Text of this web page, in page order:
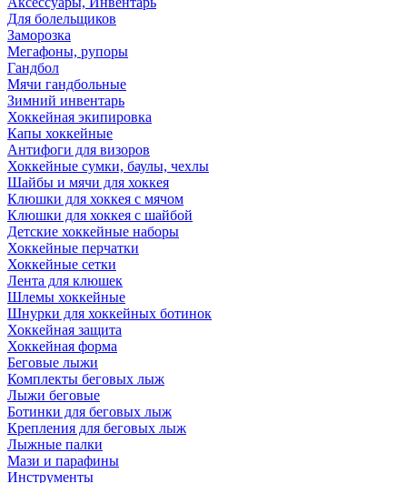
Для болельщиков
Заморозка
Мегафоны, рупоры
Гандбол
Мячи гандбольные
Зимний инвентарь
Хоккейная экипировка
Капы хоккейные
Антифоги для визоров
Хоккейные сумки, баулы, чехлы
Шайбы и мячи для хоккея
Клюшки для хоккея с мячом
Клюшки для хоккея с шайбой
Детские хоккейные наборы
Хоккейные перчатки
Хоккейные сетки
Лента для клюшек
Шлемы хоккейные
Шнурки для хоккейных ботинок
Хоккейная защита
Хоккейная форма
Беговые лыжи
Комплекты беговых лыж
Лыжи беговые
Ботинки для беговых лыж
Крепления для беговых лыж
Лыжные палки
Мази и парафины
Инструменты